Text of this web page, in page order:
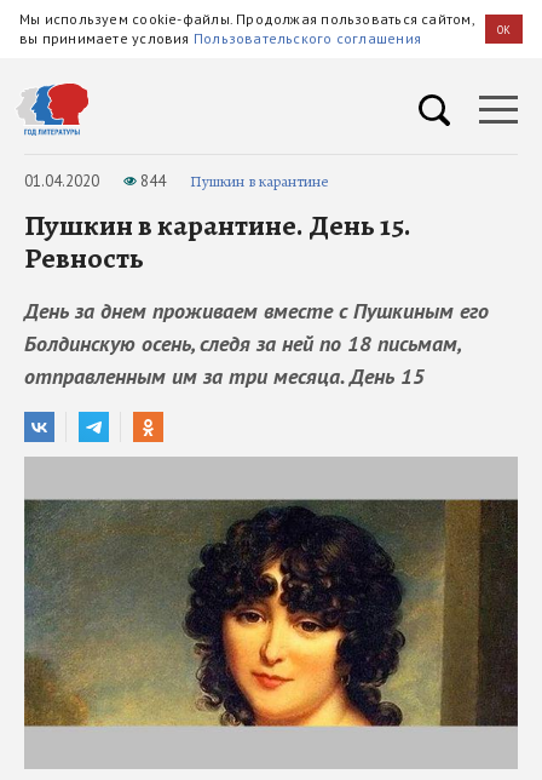
Мы используем cookie-файлы. Продолжая пользоваться сайтом,
вы принимаете условия Пользовательского соглашения OK
01.04.2020 844 Пушкин в карантине
Пушкин в карантине. День 15.
Ревность
День за днем проживаем вместе с Пушкиным его
Болдинскую осень, следя за ней по 18 письмам,
отправленным им за три месяца. День 15